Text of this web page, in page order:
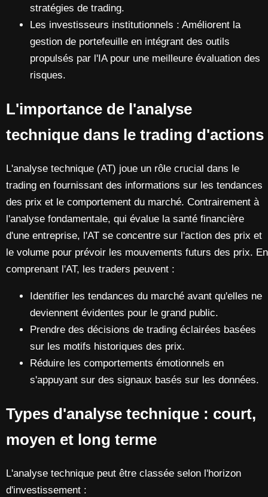
stratégies de trading.
Les investisseurs institutionnels : Améliorent la
gestion de portefeuille en intégrant des outils
propulsés par l'IA pour une meilleure évaluation des
risques.
L'importance de l'analyse
technique dans le trading d'actions
L'analyse technique (AT) joue un rôle crucial dans le
trading en fournissant des informations sur les tendances
des prix et le comportement du marché. Contrairement à
l'analyse fondamentale, qui évalue la santé financière
d'une entreprise, l'AT se concentre sur l'action des prix et
le volume pour prévoir les mouvements futurs des prix. En
comprenant l'AT, les traders peuvent :
Identifier les tendances du marché avant qu'elles ne
deviennent évidentes pour le grand public.
Prendre des décisions de trading éclairées basées
sur les motifs historiques des prix.
Réduire les comportements émotionnels en
s'appuyant sur des signaux basés sur les données.
Types d'analyse technique : court,
moyen et long terme
L'analyse technique peut être classée selon l'horizon
d'investissement :